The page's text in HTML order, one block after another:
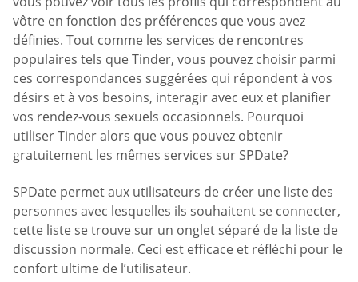
vôtre en fonction des préférences que vous avez
définies. Tout comme les services de rencontres
populaires tels que Tinder, vous pouvez choisir parmi
ces correspondances suggérées qui répondent à vos
désirs et à vos besoins, interagir avec eux et planifier
vos rendez-vous sexuels occasionnels. Pourquoi
utiliser Tinder alors que vous pouvez obtenir
gratuitement les mêmes services sur SPDate?
SPDate permet aux utilisateurs de créer une liste des
personnes avec lesquelles ils souhaitent se connecter,
cette liste se trouve sur un onglet séparé de la liste de
discussion normale. Ceci est efficace et réfléchi pour le
confort ultime de l’utilisateur.